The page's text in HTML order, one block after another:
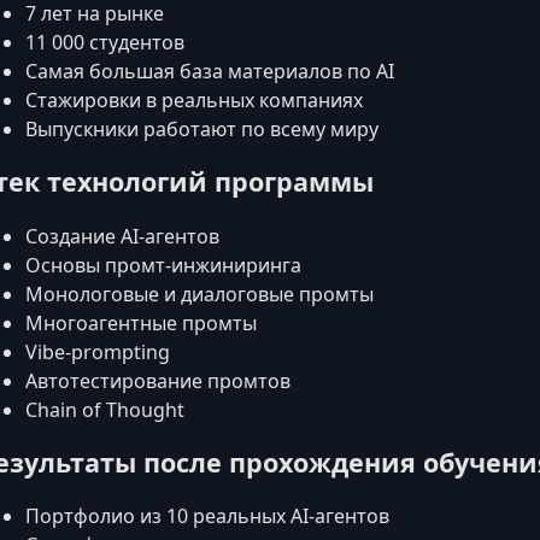
7 лет на рынке
11 000 студентов
Самая большая база материалов по AI
Стажировки в реальных компаниях
Выпускники работают по всему миру
технологий программы
Создание AI‑агентов
Основы промт‑инжиниринга
Монологовые и диалоговые промты
Многоагентные промты
Vibe‑prompting
Автотестирование промтов
Chain of Thought
после прохождения
Портфолио из 10 реальных AI‑агентов